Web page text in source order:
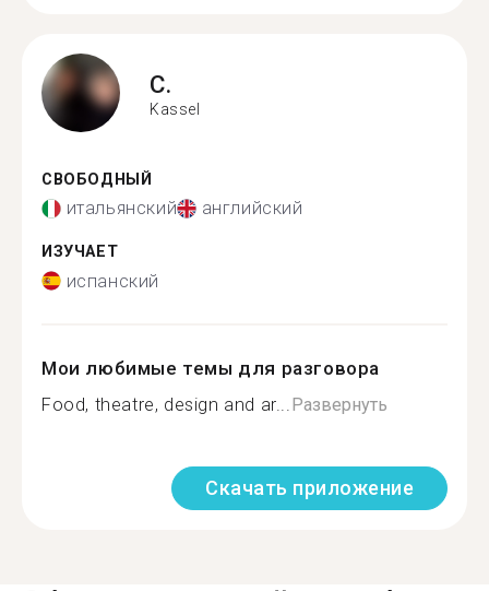
C.
Kassel
СВОБОДНЫЙ
итальянский английский
ИЗУЧАЕТ
испанский
Мои любимые темы для разговора
Food, theatre, design and ar... Развернуть
Скачать приложение